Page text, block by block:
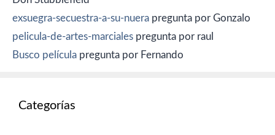
exsuegra-secuestra-a-su-nuera pregunta por Gonzalo
pelicula-de-artes-marciales pregunta por raul
Busco película pregunta por Fernando
Categorías